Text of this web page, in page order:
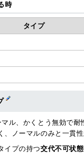
時
タイプ
ル、かくとう無効で耐
ノーマルのみと一貫性
イプの持つ交代不可状